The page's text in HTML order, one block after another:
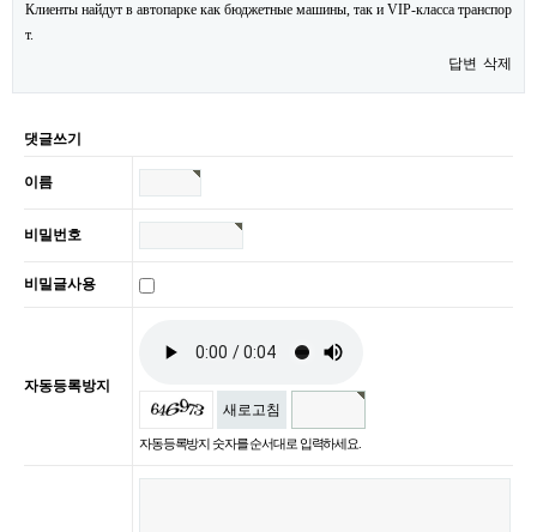
Клиенты найдут в автопарке как бюджетные машины, так и VIP-класса транспор
т.
답변 삭제
댓글쓰기
이름
비밀번호
비밀글사용
자동등록방지
새로고침
자동등록방지 숫자를 순서대로 입력하세요.